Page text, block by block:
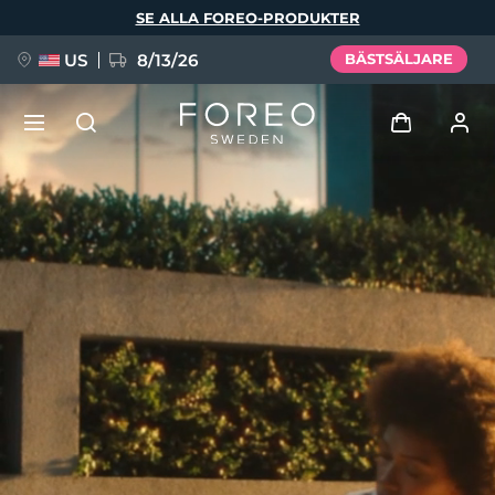
SE ALLA FOREO-PRODUKTER
US 8/13/26 BÄSTSÄLJARE
Logga in
Användarprofil
Mina enheter
Mina beställningar
Mina adresser
Mina prenumerationer
NYHET
FAQ™ Pure Beauty-Tech Elixir
BREAKING NEWS
issa™ Teeth Whitening Set
Språk
Deutsch
Español
Français
Italiano
Português
Polski
Svenska
Русский
Türkçe
简体中文 繁體中文